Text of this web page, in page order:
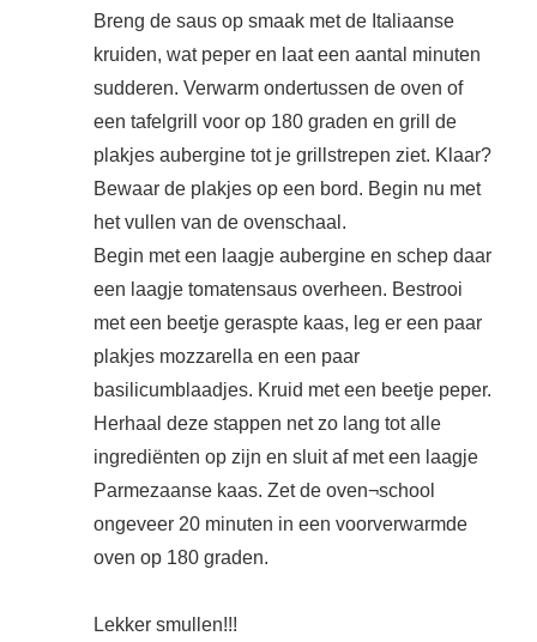
Breng de saus op smaak met de Italiaanse
kruiden, wat peper en laat een aantal minuten
sudderen. Verwarm ondertussen de oven of
een tafelgrill voor op 180 graden en grill de
plakjes aubergine tot je grillstrepen ziet. Klaar?
Bewaar de plakjes op een bord. Begin nu met
het vullen van de ovenschaal.
Begin met een laagje aubergine en schep daar
een laagje tomatensaus overheen. Bestrooi
met een beetje geraspte kaas, leg er een paar
plakjes mozzarella en een paar
basilicumblaadjes. Kruid met een beetje peper.
Herhaal deze stappen net zo lang tot alle
ingrediënten op zijn en sluit af met een laagje
Parmezaanse kaas. Zet de oven¬school
ongeveer 20 minuten in een voorverwarmde
oven op 180 graden.
Lekker smullen!!!